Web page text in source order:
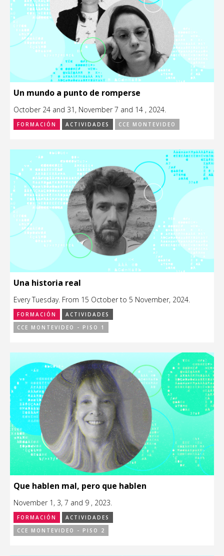
Un mundo a punto de romperse
October 24 and 31, November 7 and 14 , 2024.
FORMACIÓN ACTIVIDADES CCE MONTEVIDEO
Una historia real
Every Tuesday. From 15 October to 5 November, 2024.
FORMACIÓN
ACTIVIDADES
CCE MONTEVIDEO - PISO 1
Que hablen mal, pero que hablen
November 1, 3, 7 and 9 , 2023.
FORMACIÓN
ACTIVIDADES
CCE MONTEVIDEO - PISO 2